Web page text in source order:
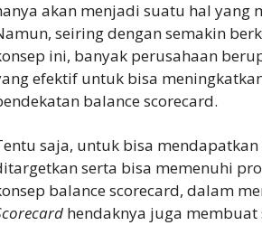
akan menjadi suatu hal yang
seiring dengan semakin
ini, banyak perusahaan
efektif untuk bisa
balance scorecard.
saja, untuk bisa
serta bisa memenuhi
balance scorecard, dalam
hendaknya juga membuat